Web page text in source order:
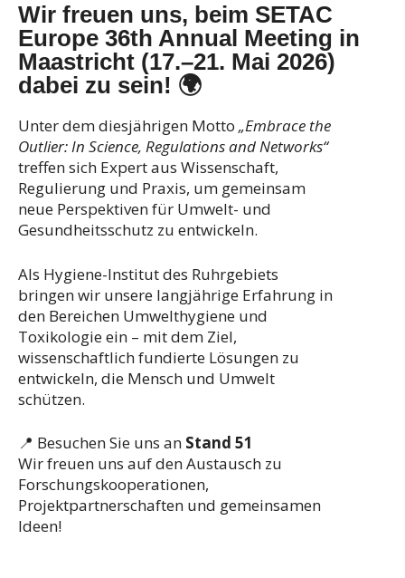
Wir freuen uns, beim SETAC
Europe 36th Annual Meeting in
Maastricht (17.–21. Mai 2026)
dabei zu sein! 🌍
Unter dem diesjährigen Motto „Embrace the
Outlier: In Science, Regulations and Networks“
treffen sich Expert aus Wissenschaft,
Regulierung und Praxis, um gemeinsam
neue Perspektiven für Umwelt- und
Gesundheitsschutz zu entwickeln.
Als Hygiene-Institut des Ruhrgebiets
bringen wir unsere langjährige Erfahrung in
den Bereichen Umwelthygiene und
Toxikologie ein – mit dem Ziel,
wissenschaftlich fundierte Lösungen zu
entwickeln, die Mensch und Umwelt
schützen.
📍 Besuchen Sie uns an Stand 51
Wir freuen uns auf den Austausch zu
Forschungskooperationen,
Projektpartnerschaften und gemeinsamen
Ideen!